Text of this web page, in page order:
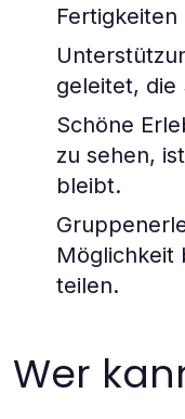
geleitet, die
Schöne
zu sehen,
bleibt.
Möglichkeit
teilen.
Wer